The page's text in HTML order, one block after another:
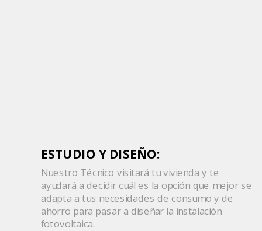
ESTUDIO Y DISEÑO:
Nuestro Técnico visitará tu vivienda y te
ayudará a decidir cuál es la opción que mejor se
adapta a tus necesidades de consumo y de
ahorro para pasar a diseñar la instalación
fotovoltaica.